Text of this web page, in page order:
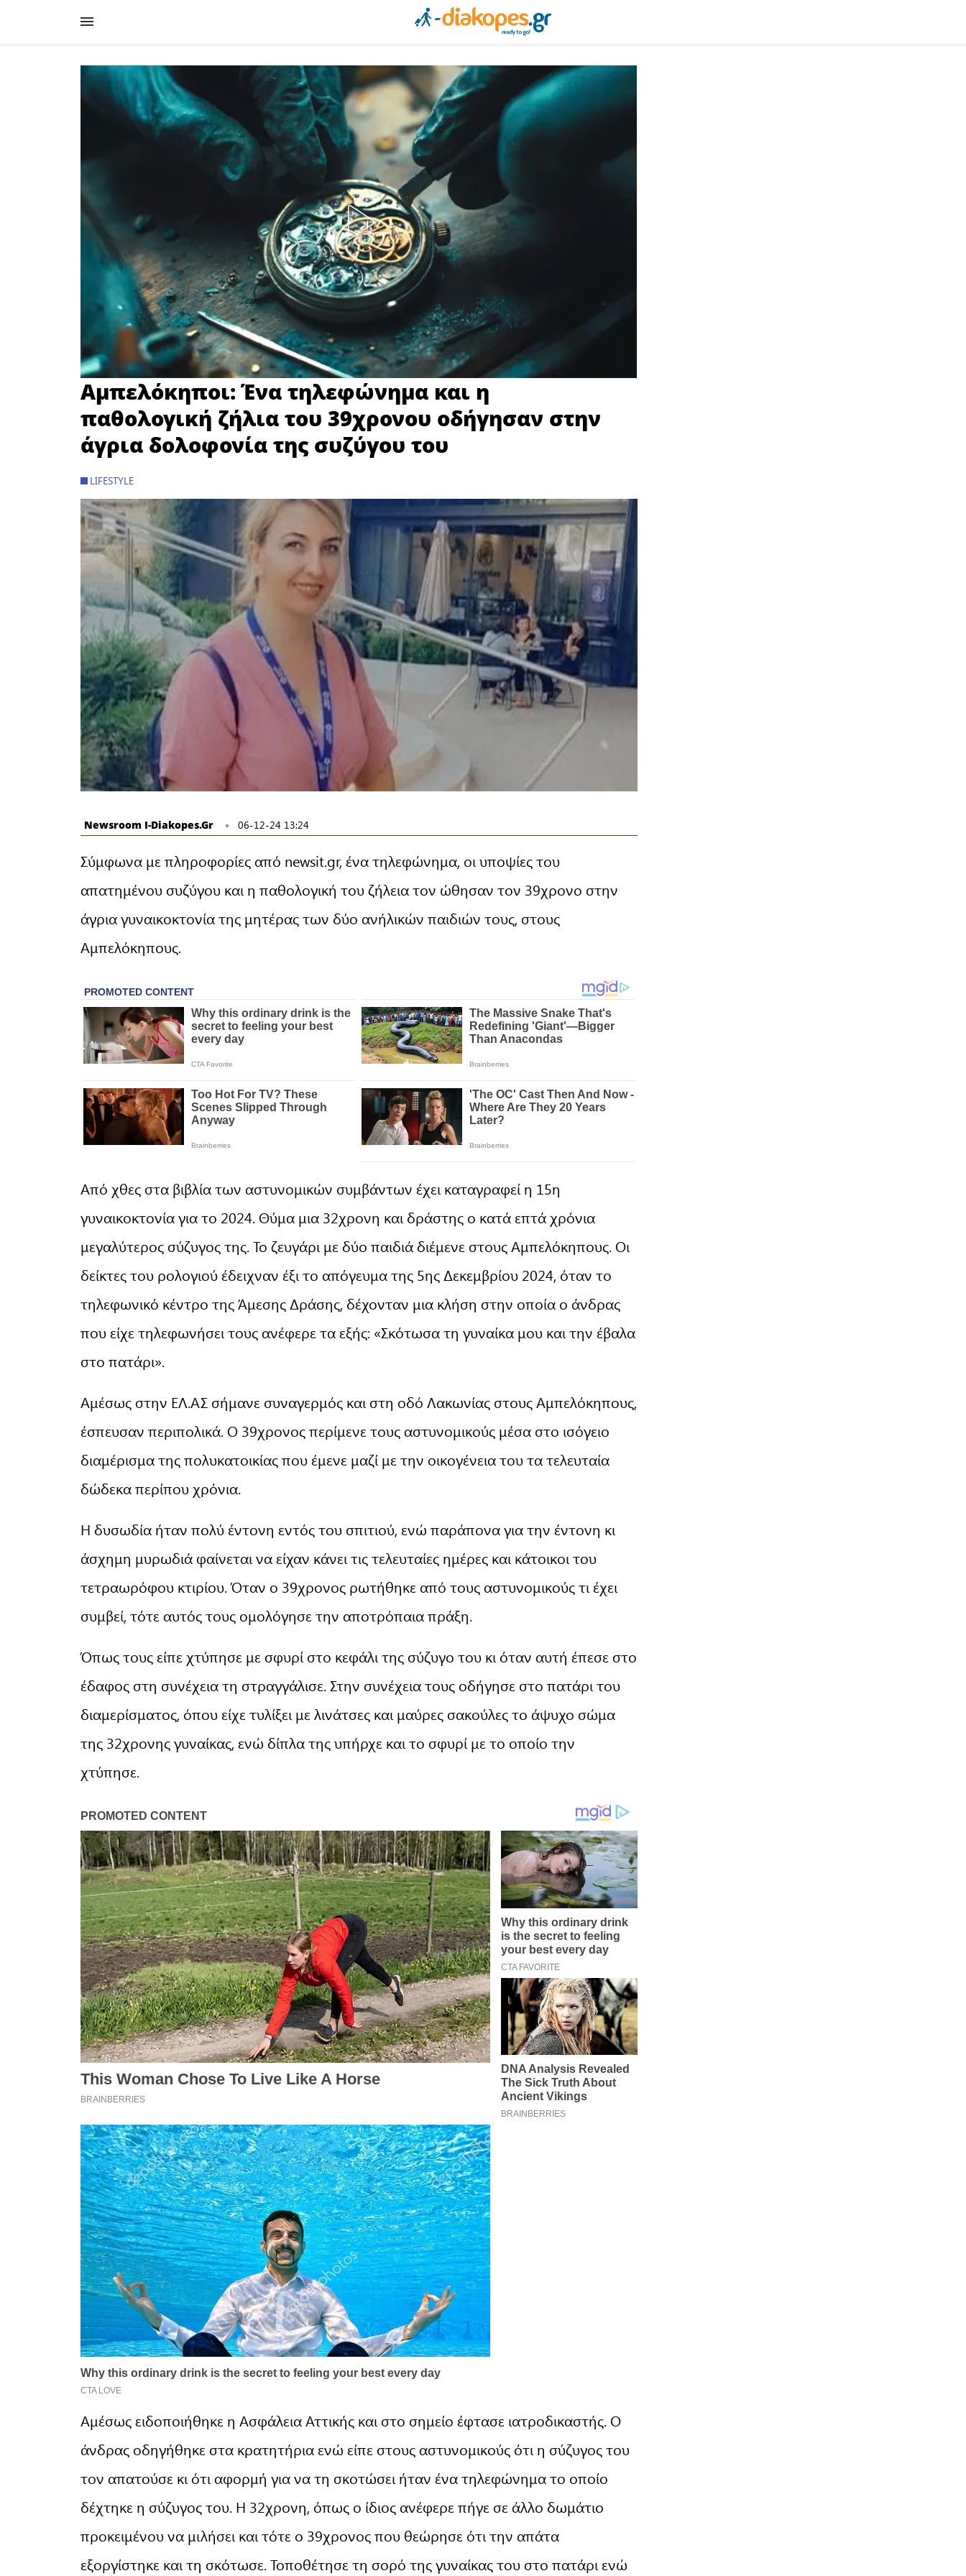
Αμπελόκηποι: Ένα τηλεφώνημα και η
παθολογική ζήλια του 39χρονου οδήγησαν στην
άγρια δολοφονία της συζύγου του
LIFESTYLE
Newsroom I-Diakopes.gr 06-12-24 13:24
Σύμφωνα με πληροφορίες από newsit.gr, ένα τηλεφώνημα, οι υποψίες του
απατημένου συζύγου και η παθολογική του ζήλεια τον ώθησαν τον 39χρονο στην
άγρια γυναικοκτονία της μητέρας των δύο ανήλικών παιδιών τους, στους
Αμπελόκηπους.
Από χθες στα βιβλία των αστυνομικών συμβάντων έχει καταγραφεί η 15η
γυναικοκτονία για το 2024. Θύμα μια 32χρονη και δράστης ο κατά επτά χρόνια
μεγαλύτερος σύζυγος της. Το ζευγάρι με δύο παιδιά διέμενε στους Αμπελόκηπους. Οι
δείκτες του ρολογιού έδειχναν έξι το απόγευμα της 5ης Δεκεμβρίου 2024, όταν το
τηλεφωνικό κέντρο της Άμεσης Δράσης, δέχονταν μια κλήση στην οποία ο άνδρας
που είχε τηλεφωνήσει τους ανέφερε τα εξής: «Σκότωσα τη γυναίκα μου και την έβαλα
στο πατάρι».
Αμέσως στην ΕΛ.ΑΣ σήμανε συναγερμός και στη οδό Λακωνίας στους Αμπελόκηπους,
έσπευσαν περιπολικά. Ο 39χρονος περίμενε τους αστυνομικούς μέσα στο ισόγειο
διαμέρισμα της πολυκατοικίας που έμενε μαζί με την οικογένεια του τα τελευταία
δώδεκα περίπου χρόνια.
Η δυσωδία ήταν πολύ έντονη εντός του σπιτιού, ενώ παράπονα για την έντονη κι
άσχημη μυρωδιά φαίνεται να είχαν κάνει τις τελευταίες ημέρες και κάτοικοι του
τετραωρόφου κτιρίου. Όταν ο 39χρονος ρωτήθηκε από τους αστυνομικούς τι έχει
συμβεί, τότε αυτός τους ομολόγησε την αποτρόπαια πράξη.
Όπως τους είπε χτύπησε με σφυρί στο κεφάλι της σύζυγο του κι όταν αυτή έπεσε στο
έδαφος στη συνέχεια τη στραγγάλισε. Στην συνέχεια τους οδήγησε στο πατάρι του
διαμερίσματος, όπου είχε τυλίξει με λινάτσες και μαύρες σακούλες το άψυχο σώμα
της 32χρονης γυναίκας, ενώ δίπλα της υπήρχε και το σφυρί με το οποίο την
χτύπησε.
Αμέσως ειδοποιήθηκε η Ασφάλεια Αττικής και στο σημείο έφτασε ιατροδικαστής. Ο
άνδρας οδηγήθηκε στα κρατητήρια ενώ είπε στους αστυνομικούς ότι η σύζυγος του
τον απατούσε κι ότι αφορμή για να τη σκοτώσει ήταν ένα τηλεφώνημα το οποίο
δέχτηκε η σύζυγος του. Η 32χρονη, όπως ο ίδιος ανέφερε πήγε σε άλλο δωμάτιο
προκειμένου να μιλήσει και τότε ο 39χρονος που θεώρησε ότι την απάτα
εξοργίστηκε και τη σκότωσε. Τοποθέτησε τη σορό της γυναίκας του στο πατάρι ενώ